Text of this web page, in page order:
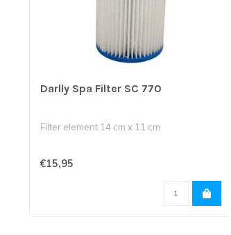
Darlly Spa Filter SC 770
Filter element 14 cm x 11 cm
Bovenkant is 5 cm opening en onderkant
is 5 cm..
€15,95